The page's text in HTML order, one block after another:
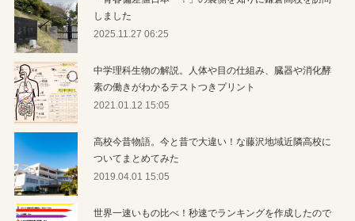
しました
2025.11.27 06:25
中学理科生物の解説。人体や目の仕組み、臓器や消化酵
素の働きがわかるテストつきプリント
2021.01.12 15:05
高校今昔物語。今と昔で大違い！な藤沢地域近隣高校に
ついてまとめてみた
2019.04.01 15:05
世界一速いもの比べ！秒速でランキングを作成したので